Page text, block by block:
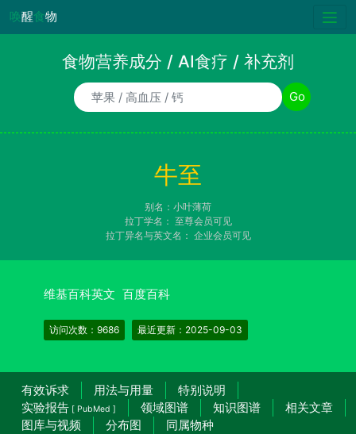
唤醒食物
食物营养成分 / AI食疗 / 补充剂
食物/AI食疗诉求/补充剂名称 Go
牛至
别名：小叶薄荷
拉丁学名： 至尊会员可见
拉丁异名与英文名： 企业会员可见
维基百科英文 百度百科
访问次数：9686 最近更新：2025-09-03
有效诉求 用法与用量
特别说明
实验报告 [ PubMed ] 领域图谱 知识图谱
相关文章
图库与视频
分布图 同属物种